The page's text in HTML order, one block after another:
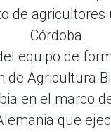
de agricultores
Córdoba.
equipo de
de Agricultura
en el marco
que